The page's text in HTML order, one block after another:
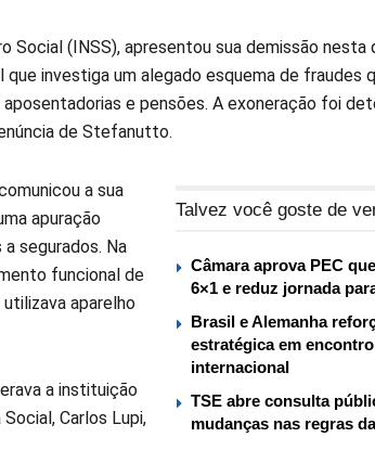
(INSS), apresentou sua demissão nesta
investiga um alegado esquema de fraudes
e pensões. A exoneração foi
de Stefanutto.
Talvez você goste de
Câmara aprova PEC
6×1 e reduz jornada
Brasil e Alemanha
estratégica em
internacional
TSE abre consulta
mudanças nas regras
a sua
apuração
segurados. Na
funcional de
aparelho
a instituição
Carlos Lupi,